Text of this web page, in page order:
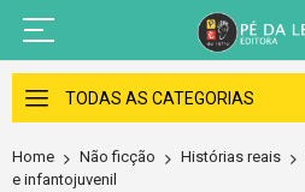
Skip
to
Content
TODAS AS CATEGORIAS
Home Não ficção Histórias reais
e infantojuvenil